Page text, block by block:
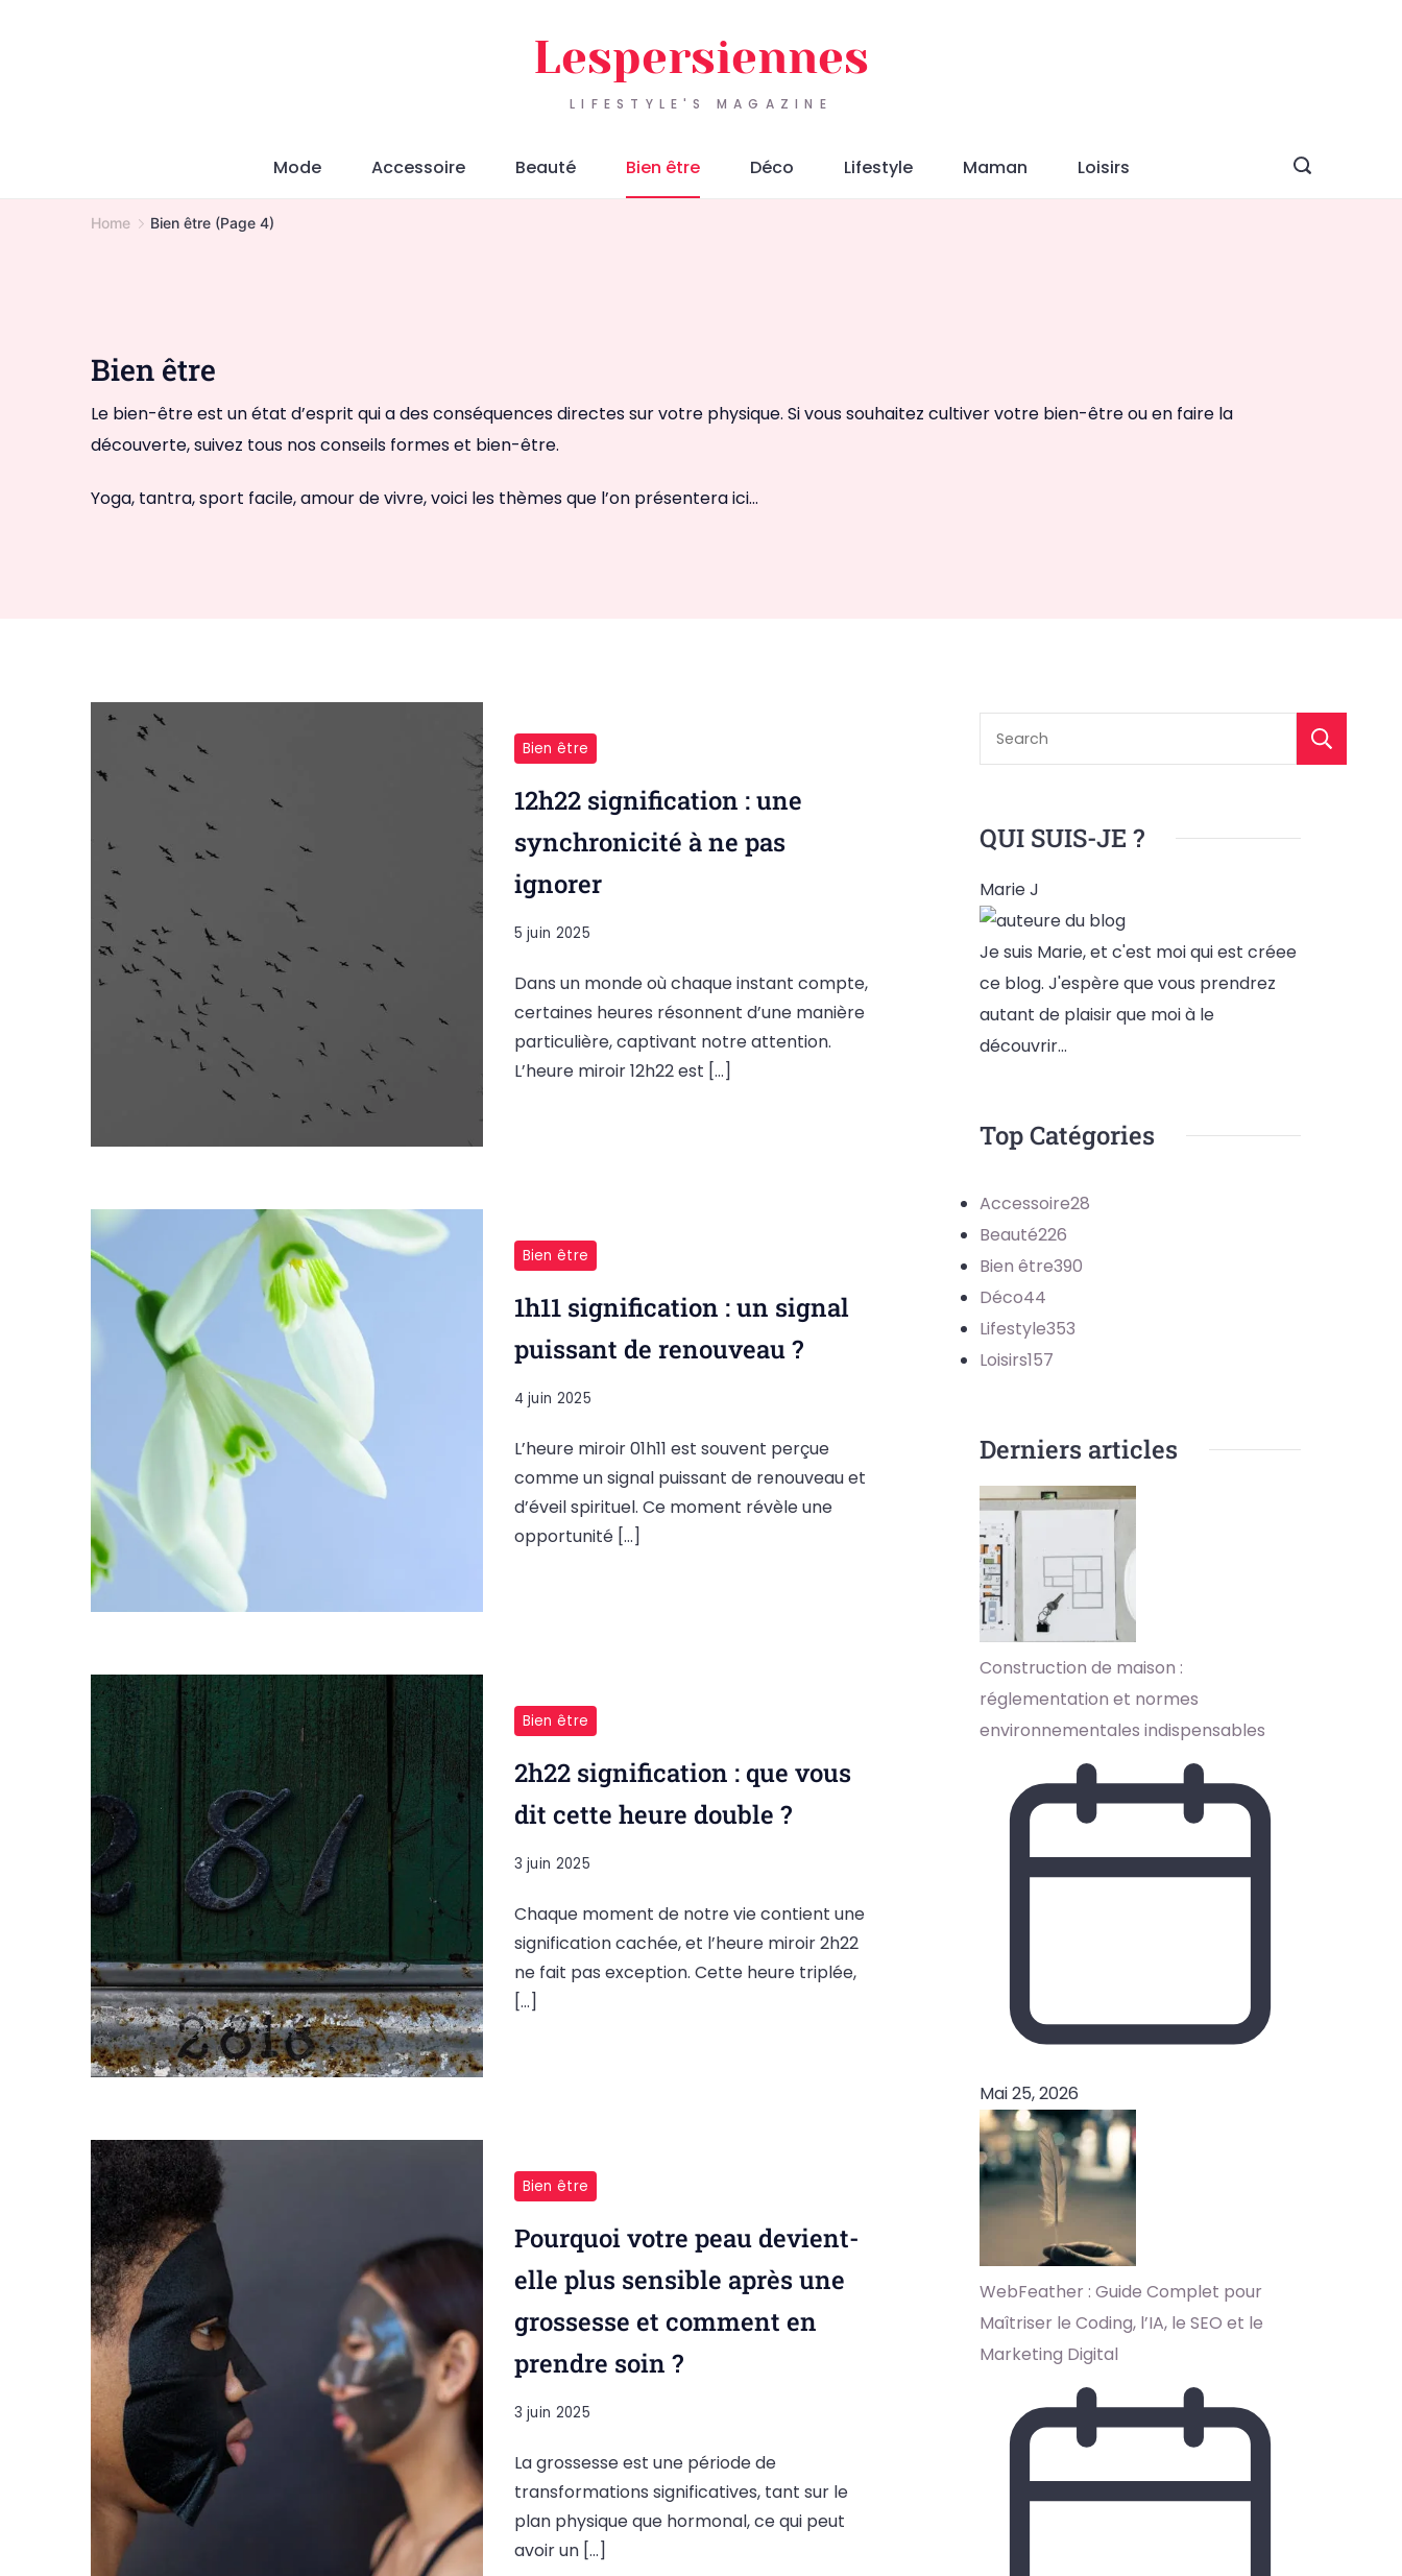
LIFESTYLE'S MAGAZINE
Lespersiennes
Mode Accessoire Beauté Bien être Déco Lifestyle Maman Loisirs
Home Bien être (Page 4)
Bien être
Le bien-être est un état d’esprit qui a des conséquences directes sur votre physique. Si vous souhaitez cultiver votre bien-être ou en faire la
découverte, suivez tous nos conseils formes et bien-être.
Yoga, tantra, sport facile, amour de vivre, voici les thèmes que l’on présentera ici…
Bien être
12h22 signification : une
synchronicité à ne pas
ignorer
5 juin 2025
Dans un monde où chaque instant compte,
certaines heures résonnent d’une manière
particulière, captivant notre attention.
L’heure miroir 12h22 est […]
Bien être
1h11 signification : un signal
puissant de renouveau ?
4 juin 2025
L’heure miroir 01h11 est souvent perçue
comme un signal puissant de renouveau et
d’éveil spirituel. Ce moment révèle une
opportunité […]
Bien être
2h22 signification : que vous
dit cette heure double ?
3 juin 2025
Chaque moment de notre vie contient une
signification cachée, et l’heure miroir 2h22
ne fait pas exception. Cette heure triplée,
[…]
Bien être
Pourquoi votre peau devient-
elle plus sensible après une
grossesse et comment en
prendre soin ?
3 juin 2025
La grossesse est une période de
transformations significatives, tant sur le
plan physique que hormonal, ce qui peut
avoir un […]
QUI SUIS-JE ?
Marie J
Je suis Marie, et c'est moi qui est créee
ce blog. J'espère que vous prendrez
autant de plaisir que moi à le
découvrir...
Top Catégories
Accessoire28
Beauté226
Bien être390
Déco44
Lifestyle353
Loisirs157
Derniers articles
Construction de maison :
réglementation et normes
environnementales indispensables
Mai 25, 2026
WebFeather : Guide Complet pour
Maîtriser le Coding, l’IA, le SEO et le
Marketing Digital